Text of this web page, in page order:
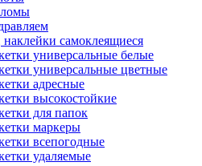
самоклеящиеся
универсальные белые
универсальные цветные
адресные
высокостойкие
для папок
маркеры
всепогодные
удаляемые